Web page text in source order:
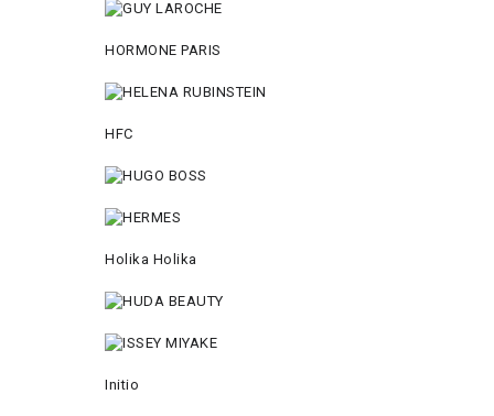
HORMONE PARIS
HFC
Holika Holika
Initio